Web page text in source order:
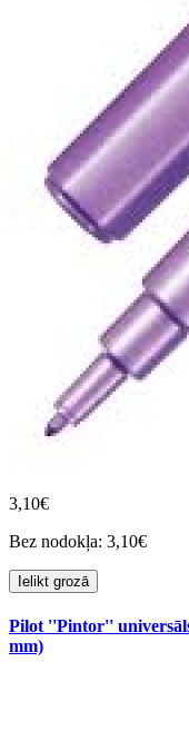
3,10€
Bez nodokļa: 3,10€
Ielikt grozā
Pilot ''Pintor''
mm)